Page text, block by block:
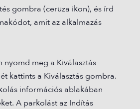
gombra (ceruza ikon), és írd
amit az alkalmazás
nyomd meg a Kiválasztás
kattints a Kiválasztás gombra.
információs ablakában
A parkolást az Indítás